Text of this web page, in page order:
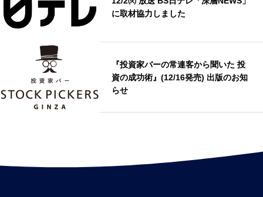
に取材協力しました
『投資家バーの常連客から聞いた 投
資の成功術』(12/16発売) 出版のお知
らせ